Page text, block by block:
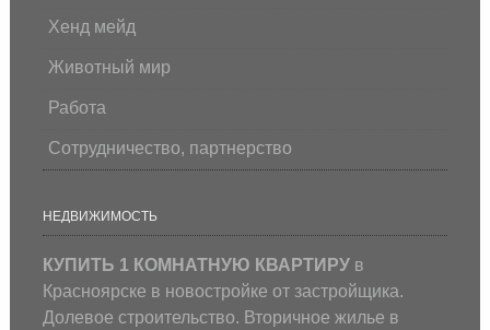
Хенд мейд
Животный мир
Работа
Сотрудничество, партнерство
НЕДВИЖИМОСТЬ
КУПИТЬ 1 КОМНАТНУЮ КВАРТИРУв
Красноярске в новостройке от застройщика.
Долевое строительство. Вторичное жилье в